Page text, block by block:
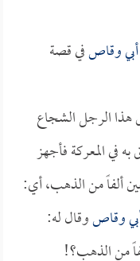
وقاصفي قصة
هذا الرجل الشجاع
به في المعركة فأجهز
ألفاً من الذهب، أي:
وقاصوقال له:
من الذهب؟!